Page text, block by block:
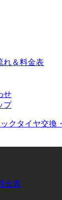
れ＆料金表
せ
プ
金表